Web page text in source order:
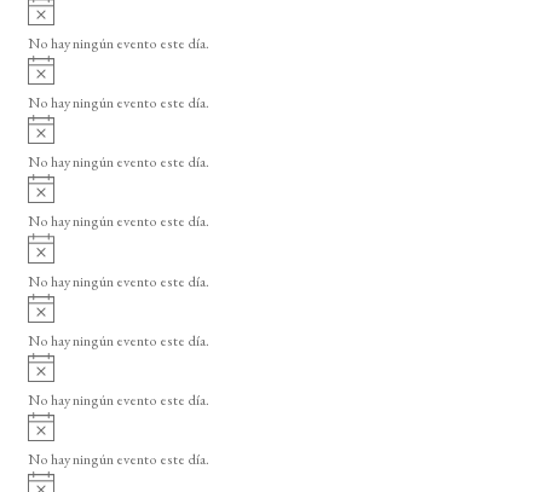
o
A
v
i
o
No hay ningún evento este día.
A
v
i
o
No hay ningún evento este día.
A
v
i
o
No hay ningún evento este día.
A
v
i
o
No hay ningún evento este día.
A
v
i
o
No hay ningún evento este día.
A
v
i
o
No hay ningún evento este día.
A
v
i
o
No hay ningún evento este día.
A
v
i
No hay ningún evento este día.
A